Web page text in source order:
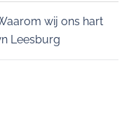
wij ons hart
Leesburg